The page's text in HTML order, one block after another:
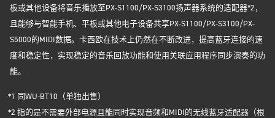
板或其他设备将音乐播放至PX-S1100/PX-S3100扬声器系统的适配器*2，
且能够与智能手机、平板或其他电子设备共享PX-S1100/PX-S3100/PX-
S5000的MIDI数据。卡西欧在技术上仍然在不断改进，提高蓝牙连接的速
度和稳定性，实现稳定的音乐回放功能和使用关联应用程序同步演奏的功
能。
*1 同WU-BT10（单独出售）
*2 指的是不需要外部电源且能同时实现音频和MIDI的无线蓝牙适配器（根